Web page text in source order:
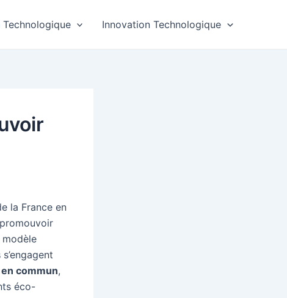
Innovation Technologique
la France en
commun,
éco-